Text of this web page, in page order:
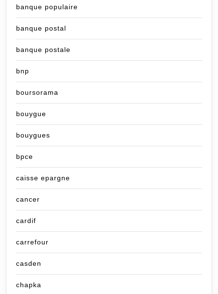
banque populaire
banque postal
banque postale
bnp
boursorama
bouygue
bouygues
bpce
caisse epargne
cancer
cardif
carrefour
casden
chapka